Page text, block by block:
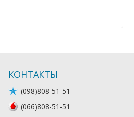
КОНТАКТЫ
(098)808-51-51
(066)808-51-51